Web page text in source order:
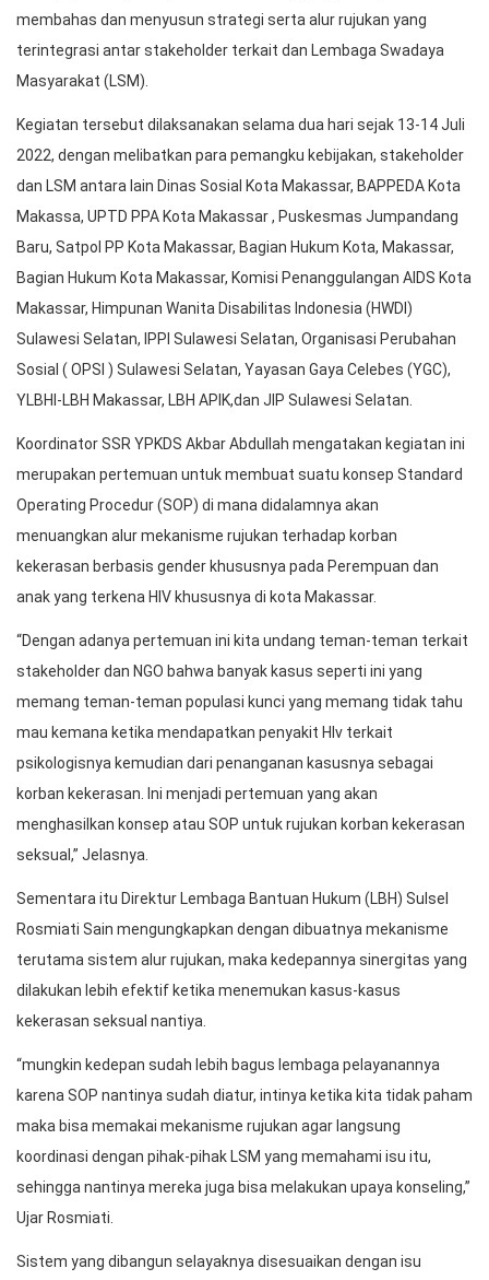
membahas dan menyusun strategi serta alur rujukan yang
terintegrasi antar stakeholder terkait dan Lembaga Swadaya
Masyarakat (LSM).
Kegiatan tersebut dilaksanakan selama dua hari sejak 13-14 Juli
2022, dengan melibatkan para pemangku kebijakan, stakeholder
dan LSM antara lain Dinas Sosial Kota Makassar, BAPPEDA Kota
Makassa, UPTD PPA Kota Makassar , Puskesmas Jumpandang
Baru, Satpol PP Kota Makassar, Bagian Hukum Kota, Makassar,
Bagian Hukum Kota Makassar, Komisi Penanggulangan AIDS Kota
Makassar, Himpunan Wanita Disabilitas Indonesia (HWDI)
Sulawesi Selatan, IPPI Sulawesi Selatan, Organisasi Perubahan
Sosial ( OPSI ) Sulawesi Selatan, Yayasan Gaya Celebes (YGC),
YLBHI-LBH Makassar, LBH APIK,dan JIP Sulawesi Selatan.
Koordinator SSR YPKDS Akbar Abdullah mengatakan kegiatan ini
merupakan pertemuan untuk membuat suatu konsep Standard
Operating Procedur (SOP) di mana didalamnya akan
menuangkan alur mekanisme rujukan terhadap korban
kekerasan berbasis gender khususnya pada Perempuan dan
anak yang terkena HIV khususnya di kota Makassar.
“Dengan adanya pertemuan ini kita undang teman-teman terkait
stakeholder dan NGO bahwa banyak kasus seperti ini yang
memang teman-teman populasi kunci yang memang tidak tahu
mau kemana ketika mendapatkan penyakit HIv terkait
psikologisnya kemudian dari penanganan kasusnya sebagai
korban kekerasan. Ini menjadi pertemuan yang akan
menghasilkan konsep atau SOP untuk rujukan korban kekerasan
seksual,” Jelasnya.
Sementara itu Direktur Lembaga Bantuan Hukum (LBH) Sulsel
Rosmiati Sain mengungkapkan dengan dibuatnya mekanisme
terutama sistem alur rujukan, maka kedepannya sinergitas yang
dilakukan lebih efektif ketika menemukan kasus-kasus
kekerasan seksual nantiya.
“mungkin kedepan sudah lebih bagus lembaga pelayanannya
karena SOP nantinya sudah diatur, intinya ketika kita tidak paham
maka bisa memakai mekanisme rujukan agar langsung
koordinasi dengan pihak-pihak LSM yang memahami isu itu,
sehingga nantinya mereka juga bisa melakukan upaya konseling,”
Ujar Rosmiati.
Sistem yang dibangun selayaknya disesuaikan dengan isu